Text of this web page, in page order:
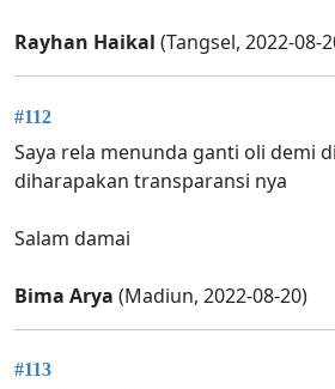
Rayhan Haikal (Tangsel, 2022-08-
#112
Saya rela menunda ganti oli demi
diharapakan transparansi nya
Salam damai
Bima Arya (Madiun, 2022-08-20)
#113